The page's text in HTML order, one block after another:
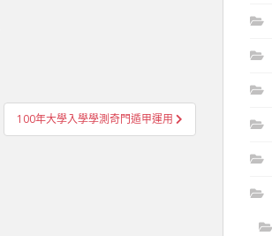
100年大學入學學測奇門遁甲運用